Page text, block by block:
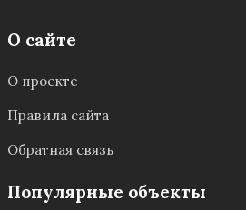
О сайте
О проекте
Правила сайта
Обратная связь
Популярные объекты